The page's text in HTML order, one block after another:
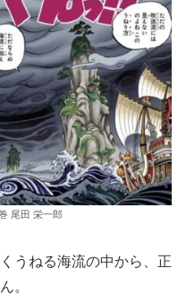
尾田 栄一郎
うねる海流の中から、正
。